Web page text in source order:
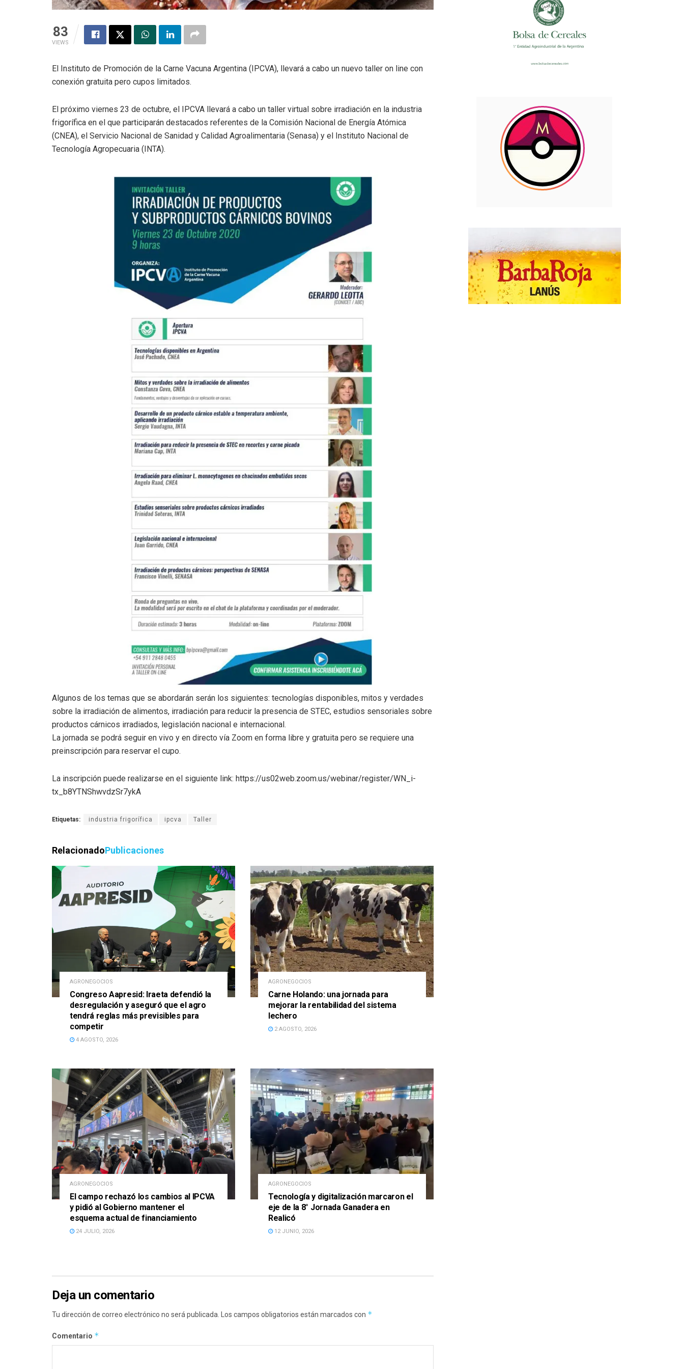
83
VIEWS
El Instituto de Promoción de la Carne Vacuna Argentina (IPCVA), llevará a cabo un nuevo taller on line con
conexión gratuita pero cupos limitados.
El próximo viernes 23 de octubre, el IPCVA llevará a cabo un taller virtual sobre irradiación en la industria
frigorífica en el que participarán destacados referentes de la Comisión Nacional de Energía Atómica
(CNEA), el Servicio Nacional de Sanidad y Calidad Agroalimentaria (Senasa) y el Instituto Nacional de
Tecnología Agropecuaria (INTA).
Algunos de los temas que se abordarán serán los siguientes: tecnologías disponibles, mitos y verdades
sobre la irradiación de alimentos, irradiación para reducir la presencia de STEC, estudios sensoriales sobre
productos cárnicos irradiados, legislación nacional e internacional.
La jornada se podrá seguir en vivo y en directo vía Zoom en forma libre y gratuita pero se requiere una
preinscripción para reservar el cupo.
La inscripción puede realizarse en el siguiente link: https://us02web.zoom.us/webinar/register/WN_i-
tx_b8YTNShwvdzSr7ykA
Etiquetas: industria frigorífica ipcva Taller
RelacionadoPublicaciones
AGRONEGOCIOS
Congreso Aapresid: Iraeta defendió la
desregulación y aseguró que el agro
tendrá reglas más previsibles para
competir
4 AGOSTO, 2026
AGRONEGOCIOS
Carne Holando: una jornada para
mejorar la rentabilidad del sistema
lechero
2 AGOSTO, 2026
AGRONEGOCIOS
El campo rechazó los cambios al IPCVA
y pidió al Gobierno mantener el
esquema actual de financiamiento
24 JULIO, 2026
AGRONEGOCIOS
Tecnología y digitalización marcaron el
eje de la 8° Jornada Ganadera en
Realicó
12 JUNIO, 2026
Deja un comentario
Tu dirección de correo electrónico no será publicada. Los campos obligatorios están marcados con *
Comentario *